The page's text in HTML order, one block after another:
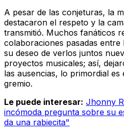
A pesar de las conjeturas, la
destacaron el respeto y la
transmitió. Muchos fanáticos
colaboraciones pasadas
su deseo de verlos juntos
proyectos musicales; así,
las ausencias, lo primordial
gremio.
Le puede interesar: Jhonny
incómoda pregunta sobre su
da una rabiecita"